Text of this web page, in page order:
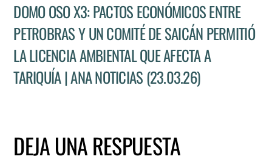
DOMO OSO X3: PACTOS ECONÓMICOS ENTRE
PETROBRAS Y UN COMITÉ DE SAICÁN PERMITIÓ
LA LICENCIA AMBIENTAL QUE AFECTA A
TARIQUÍA | ANA NOTICIAS (23.03.26)
DEJA UNA RESPUESTA